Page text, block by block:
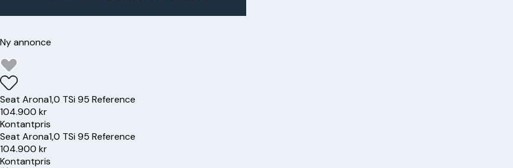
Ny annonce
Seat Arona1,0 TSi 95 Reference
104.900 kr
Kontantpris
Seat Arona1,0 TSi 95 Reference
104.900 kr
Kontantpris